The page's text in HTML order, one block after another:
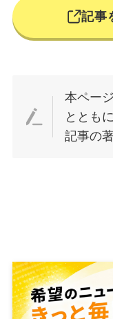
記事
本ペー
ととも
記事の